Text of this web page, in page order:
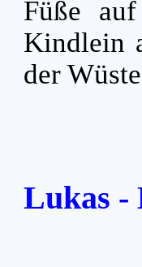
Füße
Kindlein
der
Lukas -